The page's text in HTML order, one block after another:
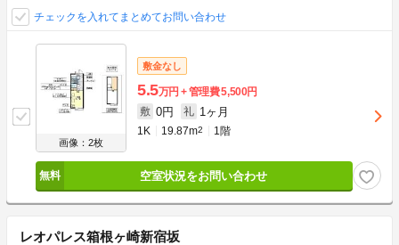
チェックを入れてまとめてお問い合わせ
画像：2枚
敷金なし
5.5万円 管理費5,500円
敷 0円 礼 1ヶ月
1K 19.87m2 1階
空室状況をお問い合わせ
レオパレス箱根ヶ崎新宿坂